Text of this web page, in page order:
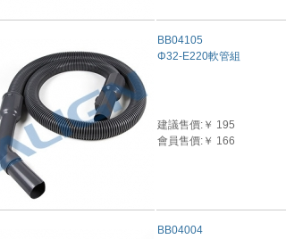
BB04105
Φ32-E220軟管組
建議售價:￥ 195
會員售價:￥ 166
BB04004